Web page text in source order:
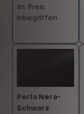
im Preis
inbegriffen
Perla Nera-
Schwarz